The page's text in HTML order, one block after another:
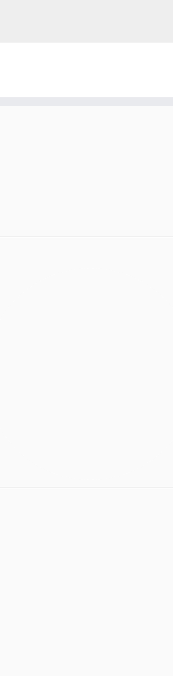
más auténtica para